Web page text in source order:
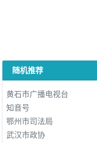
随机推荐
黄石市广播电视台
知音号
鄂州市司法局
武汉市政协